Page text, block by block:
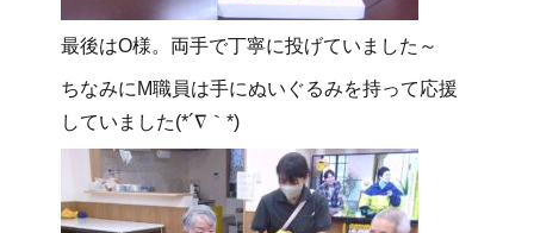
最後はO様。両手で丁寧に投げていました～
ちなみにM職員は手にぬいぐるみを持って応援
していました(*´∇｀*)